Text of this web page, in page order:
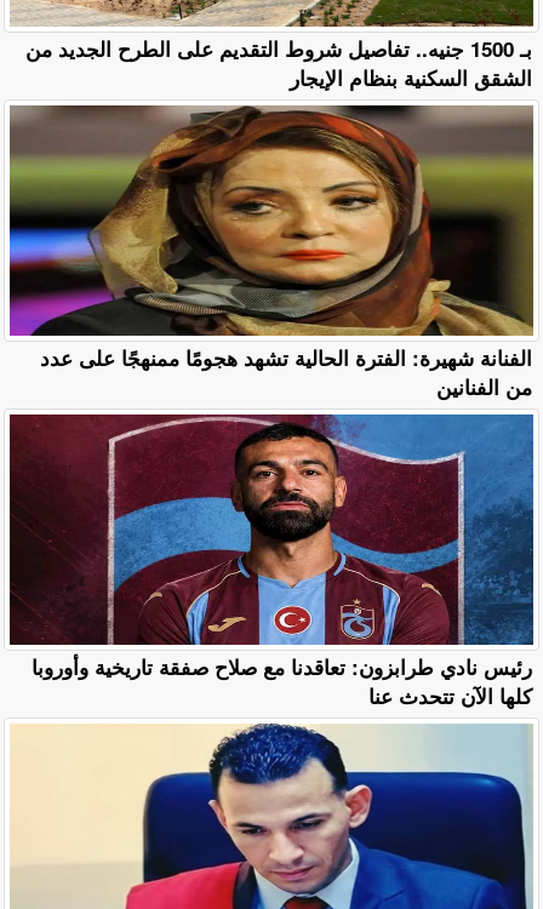
بـ 1500 جنيه.. تفاصيل شروط التقديم على الطرح الجديد من
الشقق السكنية بنظام الإيجار
الفنانة شهيرة: الفترة الحالية تشهد هجومًا ممنهجًا على عدد
من الفنانين
رئيس نادي طرابزون: تعاقدنا مع صلاح صفقة تاريخية وأوروبا
كلها الآن تتحدث عنا